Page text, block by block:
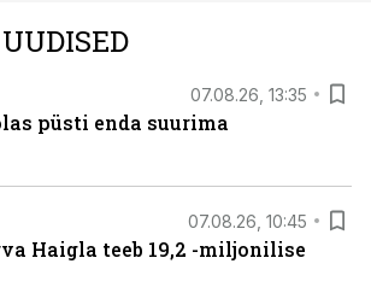
07.08.26, 13:35
püsti enda suurima
07.08.26, 10:45
Haigla teeb 19,2 -miljonilise